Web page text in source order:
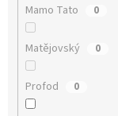
Mamo Tato 0
Matějovský 0
Profod 0